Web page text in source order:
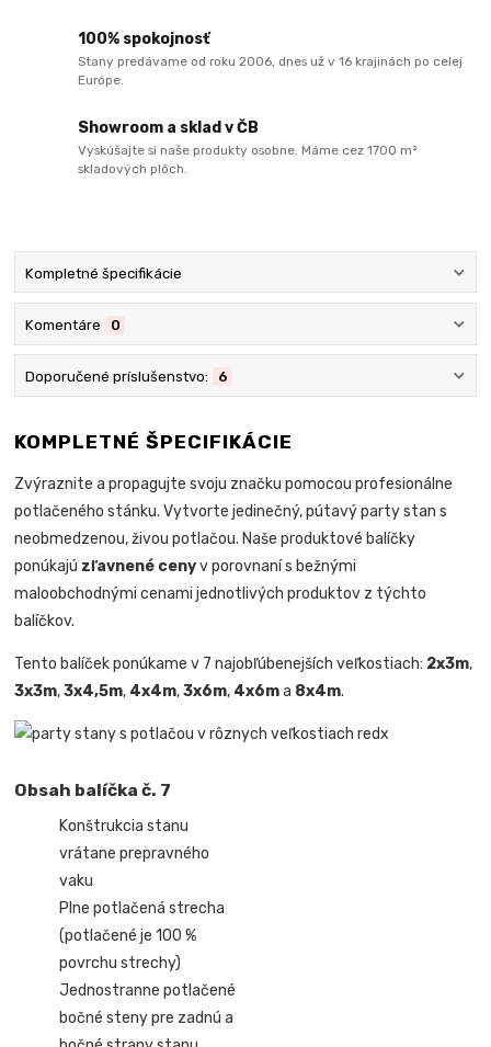
100% spokojnosť
Stany predávame od roku 2006, dnes už v 16 krajinách po celej
Európe.
Showroom a sklad v ČB
Vyskúšajte si naše produkty osobne. Máme cez 1700 m²
skladových plôch.
Kompletné špecifikácie
Komentáre 0
Doporučené príslušenstvo: 6
KOMPLETNÉ ŠPECIFIKÁCIE
Zvýraznite a propagujte svoju značku pomocou profesionálne
potlačeného stánku. Vytvorte jedinečný, pútavý party stan s
neobmedzenou, živou potlačou. Naše produktové balíčky
ponúkajú zľavnené cenyv porovnaní s bežnými
maloobchodnými cenami jednotlivých produktov z týchto
balíčkov.
Tento balíček ponúkame v 7 najobľúbenejších veľkostiach: 2x3m,
3x3m,3x4,5m, 4x4m,3x6m, 4x6ma 8x4m.
Obsah balíčka č. 7
Konštrukcia stanu
vrátane prepravného
vaku
Plne potlačená strecha
(potlačené je 100 %
povrchu strechy)
Jednostranne potlačené
bočné steny pre zadnú a